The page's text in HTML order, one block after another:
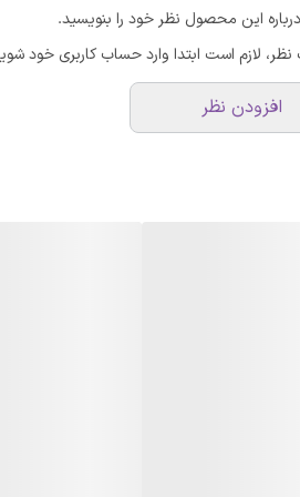
این محصول نظر خود را بنویسید.
نظر، لازم است ابتدا وارد حساب کاربری خود
افزودن نظر